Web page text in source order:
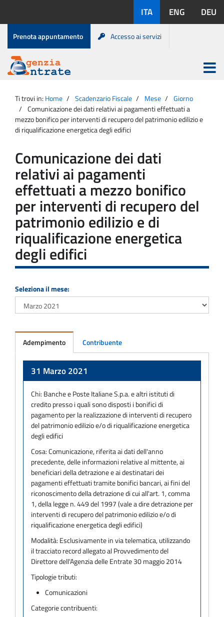
contenuto
disponibili:
ITA ENG DEU
Menu
di
servizio
Prenota appuntamento Accesso ai servizi
Agenzia
Entrate
Apri
menu
principale
Ti trovi in: Home Scadenzario Fiscale Mese
Giorno
Comunicazione dei dati relativi ai pagamenti effettuati a
mezzo bonifico per interventi di recupero del patrimonio edilizio e
di riqualificazione energetica degli edifici
Comunicazione dei dati
relativi ai pagamenti
effettuati a mezzo bonifico
per interventi di recupero del
patrimonio edilizio e di
riqualificazione energetica
degli edifici
Seleziona il mese:
Adempimento Contribuente
31 Marzo 2021
Chi: Banche e Poste Italiane S.p.a. e altri istituti di
credito presso i quali sono disposti i bonifici di
pagamento per la realizzazione di interventi di recupero
del patrimonio edilizio e/o di riqualificazione energetica
degli edifici
Cosa:Comunicazione, riferita ai dati dell'anno
precedente, delle informazioni relative al mittente, ai
beneficiari della detrazione e ai destinatari dei
pagamenti effettuati tramite bonifici bancari, ai fini del
riconoscimento della detrazione di cui all'art. 1, comma
1, della legge n. 449 del 1997 (vale a dire detrazione per
interventi di recupero del patrimonio edilizio e/o di
riqualificazione energetica degli edifici)
Modalità: Esclusivamente in via telematica, utilizzando
il tracciato record allegato al Provvedimento del
Direttore dell'Agenzia delle Entrate 30 maggio 2014
Tipologie tributi:
Comunicazioni
Categorie contribuenti: